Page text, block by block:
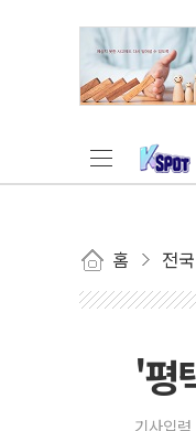
홈 전국
'평
기사입력